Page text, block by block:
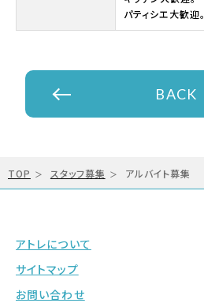
パティシエ大歓迎。
BACK
TOP スタッフ募集 アルバイト募集
アトレについて
サイトマップ
お問い合わせ